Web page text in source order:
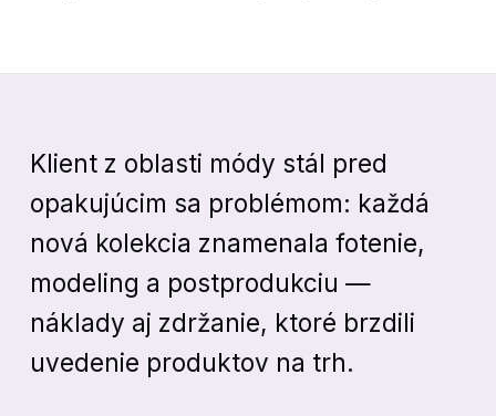
Klient z oblasti módy stál pred
opakujúcim sa problémom: každá
nová kolekcia znamenala fotenie,
modeling a postprodukciu —
náklady aj zdržanie, ktoré brzdili
uvedenie produktov na trh.